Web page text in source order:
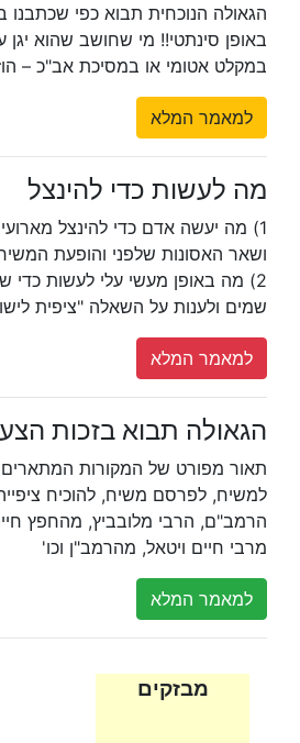
הגאולה הנוכחית תבוא כפי שכתבנו
באופן סינתטי!! מי שחושב שהוא יגן
במקלט אטומי או במסיכת אב"כ –
למאמר המלא
מה לעשות כדי להינצל
1) מה יעשה אדם כדי להינצל
ושאר האסונות שלפני והופעת
2) מה באופן מעשי עלי לעשות כדי
שמים ולענות על השאלה "ציפית
למאמר המלא
הגאולה תבוא בזכות
תאור מפורט של המקורות המתארים
למשיח, לפרסם משיח, להוכיח
הרמב"ם, הרבי מלובביץ, מהחפץ
מרבי חיים ויטאל, מהרמב"ן וכו'
למאמר המלא
מבזקים